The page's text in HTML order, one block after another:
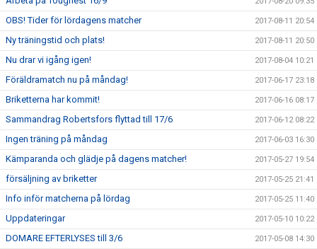
OBS! Tider för lördagens matcher 2017-08-11 20:54
Ny träningstid och plats! 2017-08-11 20:50
Nu drar vi igång igen! 2017-08-04 10:21
Föräldramatch nu på måndag! 2017-06-17 23:18
Briketterna har kommit! 2017-06-16 08:17
Sammandrag Robertsfors flyttad till 17/6 2017-06-12 08:22
Ingen träning på måndag 2017-06-03 16:30
Kämparanda och glädje på dagens matcher! 2017-05-27 19:54
försäljning av briketter 2017-05-25 21:41
Info inför matcherna på lördag 2017-05-25 11:40
Uppdateringar 2017-05-10 10:22
DOMARE EFTERLYSES till 3/6 2017-05-08 14:30